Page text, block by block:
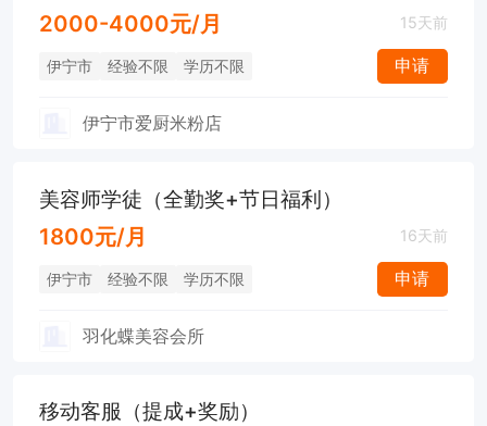
2000-4000元/月 15天前
伊宁市 经验不限 学历不限 申请
伊宁市爱厨米粉店
美容师学徒（全勤奖+节日福利）
1800元/月 16天前
伊宁市 经验不限 学历不限 申请
羽化蝶美容会所
移动客服（提成+奖励）